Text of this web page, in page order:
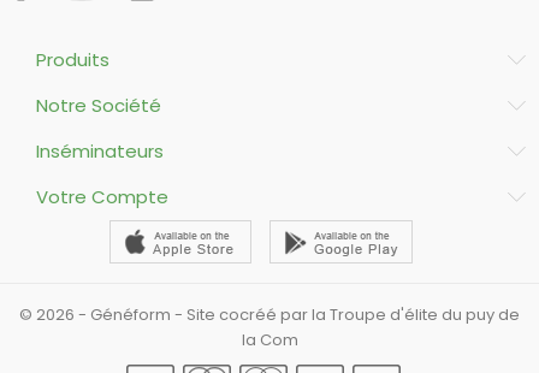
Produits
Notre Société
Inséminateurs
Votre Compte
© 2026 - Généform - Site cocréé par la Troupe d'élite du puy de
la Com